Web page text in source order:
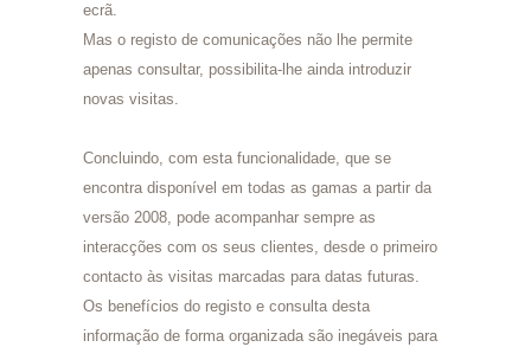
ecrã.
Mas o registo de comunicações não lhe permite
apenas consultar, possibilita-lhe ainda introduzir
novas visitas.
Concluindo, com esta funcionalidade, que se
encontra disponível em todas as gamas a partir da
versão 2008, pode acompanhar sempre as
interacções com os seus clientes, desde o primeiro
contacto às visitas marcadas para datas futuras.
Os benefícios do registo e consulta desta
informação de forma organizada são inegáveis para